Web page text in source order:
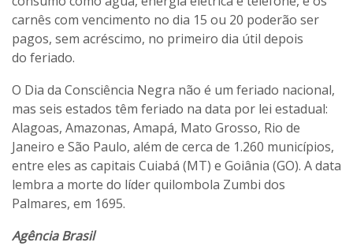
carnês com vencimento no dia 15 ou 20 poderão ser
pagos, sem acréscimo, no primeiro dia útil depois
do feriado.
O Dia da Consciência Negra não é um feriado nacional,
mas seis estados têm feriado na data por lei estadual:
Alagoas, Amazonas, Amapá, Mato Grosso, Rio de
Janeiro e São Paulo, além de cerca de 1.260 municípios,
entre eles as capitais Cuiabá (MT) e Goiânia (GO). A data
lembra a morte do líder quilombola Zumbi dos
Palmares, em 1695.
Agência Brasil